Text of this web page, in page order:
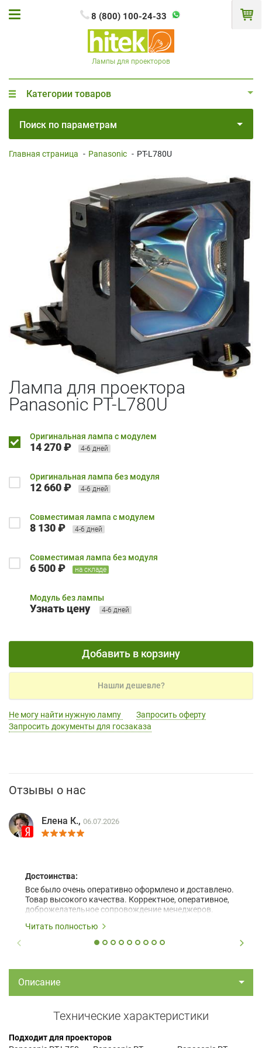
8 (800) 100-24-33
Лампы для проекторов
Категории товаров
Поиск по параметрам
Главная страница - Panasonic - PT-L780U
Лампа для проектора
Panasonic PT-L780U
Оригинальная лампа с модулем
14 270 ₽ 4-6 дней
Оригинальная лампа без модуля
12 660 ₽ 4-6 дней
Совместимая лампа с модулем
8 130 ₽ 4-6 дней
Совместимая лампа без модуля
6 500 ₽ на складе
Модуль без лампы
Узнать цену 4-6 дней
Добавить в корзину
Нашли дешевле?
Не могу найти нужную лампу
Запросить оферту
Запросить документы для госзаказа
Отзывы о нас
Елена К., 06.07.2026
Достоинства:
Все было очень оперативно оформлено и доставлено.
Товар высокого качества. Корректное, оперативное,
доброжелательное сопровождение менеджеров.
Читать полностью
Описание
Технические характеристики
Подходит для проекторов